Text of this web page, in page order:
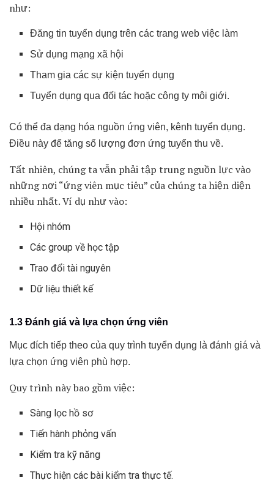
như:
Đăng tin tuyển dụng trên các trang web việc làm
Sử dụng mạng xã hội
Tham gia các sự kiện tuyển dụng
Tuyển dụng qua đối tác hoặc công ty môi giới.
Có thể đa dạng hóa nguồn ứng viên, kênh tuyển dụng.
Điều này để tăng số lượng đơn ứng tuyển thu về.
Tất nhiên, chúng ta vẫn phải tập trung nguồn lực vào
những nơi “ứng viên mục tiêu” của chúng ta hiện diện
nhiều nhất. Ví dụ như vào:
Hội nhóm
Các group về học tập
Trao đổi tài nguyên
Dữ liệu thiết kế
1.3 Đánh giá và lựa chọn ứng viên
Mục đích tiếp theo của quy trình tuyển dụng là đánh giá và
lựa chọn ứng viên phù hợp.
Quy trình này bao gồm việc:
Sàng lọc hồ sơ
Tiến hành phỏng vấn
Kiểm tra kỹ năng
Thực hiện các bài kiểm tra thực tế.